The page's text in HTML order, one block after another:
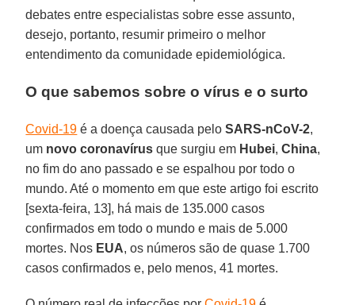
debates entre especialistas sobre esse assunto,
desejo, portanto, resumir primeiro o melhor
entendimento da comunidade epidemiológica.
O que sabemos sobre o vírus e o surto
Covid-19 é a doença causada peloSARS-nCoV-2,
um novo coronavírus que surgiu em Hubei,China,
no fim do ano passado e se espalhou por todo o
mundo. Até o momento em que este artigo foi escrito
[sexta-feira, 13], há mais de 135.000 casos
confirmados em todo o mundo e mais de 5.000
mortes. Nos EUA, os números são de quase 1.700
casos confirmados e, pelo menos, 41 mortes.